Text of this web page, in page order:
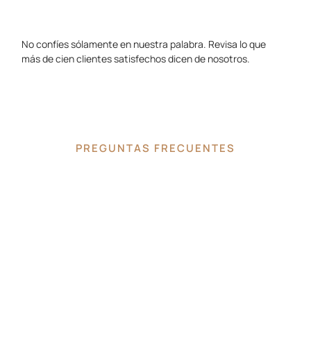
No confíes sólamente en nuestra palabra. Revisa lo que
más de cien clientes satisfechos dicen de nosotros.
PREGUNTAS FRECUENTES